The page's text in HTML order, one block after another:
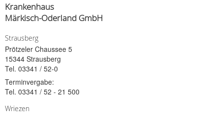
Krankenhaus
Märkisch-Oderland GmbH
Strausberg
Prötzeler Chaussee 5
15344 Strausberg
Tel. 03341 / 52-0
Terminvergabe:
Tel. 03341 / 52 - 21 500
Wriezen